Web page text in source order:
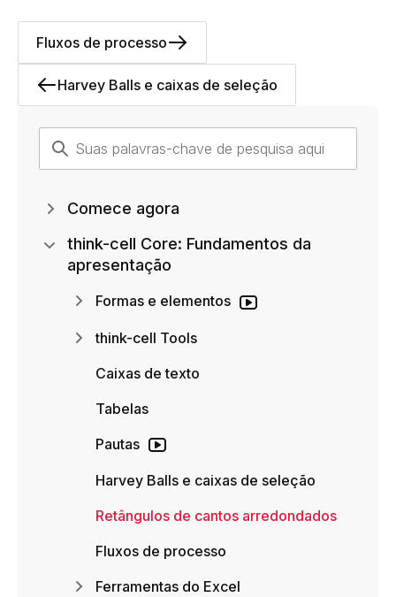
Harvey Balls e caixas de seleção
Fluxos de processo
Comece agora
think-cell Core: Fundamentos da
apresentação
Formas e elementos
think-cell Tools
Caixas de texto
Tabelas
Pautas
Harvey Balls e caixas de seleção
Retângulos de cantos arredondados
Fluxos de processo
Ferramentas do Excel